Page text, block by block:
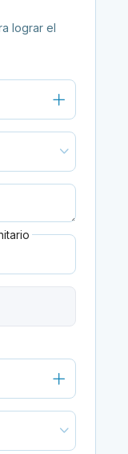
lograr el